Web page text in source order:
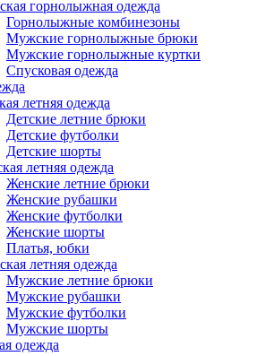
горнолыжная одежда
Горнолыжные комбинезоны
Мужские горнолыжные брюки
Мужские горнолыжные куртки
Спусковая одежда
летняя одежда
Детские летние брюки
Детские футболки
Детские шорты
летняя одежда
Женские летние брюки
Женские рубашки
Женские футболки
Женские шорты
Платья, юбки
летняя одежда
Мужские летние брюки
Мужские рубашки
Мужские футболки
Мужские шорты
одежда